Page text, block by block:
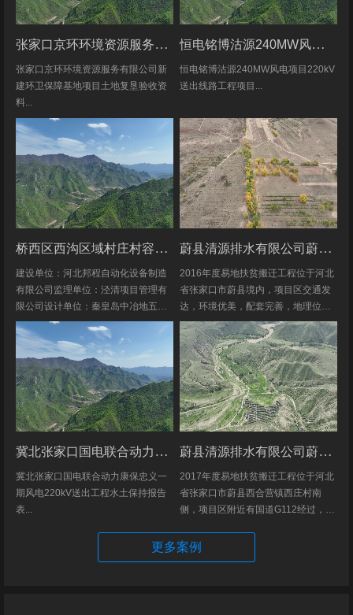
张家口京环环境资源服务有限公司新建环卫保障基地项目土地复垦验收资料
张家口京环环境资源服务有限公司新
建环卫保障基地项目土地复垦验收资
料...
恒电铭博沽源240MW风电项目220kV送出线路工程项目土地复垦验收资料
恒电铭博沽源240MW风电项目220kV
送出线路工程项目...
桥西区西沟区域村庄村容村貌改造提升及基础设施建设项目堆料场土地复垦验收资料
建设单位：河北邦程自动化设备制造
有限公司监理单位：泾清项目管理有
限公司设计单位：秦皇岛中冶地五一
五勘测有限公司施工单位：河北康安
劳务派遣有限公司桥西区西沟区域村
庄村容村貌改造提升及基础设施建设
项目堆料...
蔚县清源排水有限公司蔚县2016年度易地扶贫搬迁工程水土保持方案
2016年度易地扶贫搬迁工程位于河北
省张家口市蔚县境内，项目区交通发
达，环境优美，配套完善，地理位置
优越。项目地理位置图见附图1-1。项
目共建12个易地搬迁安置区，分别位
于白草村乡西户庄村、柏树乡柏树...
冀北张家口国电联合动力康保忠义一期风电220kV送出工程水土保持报告表
冀北张家口国电联合动力康保忠义一
期风电220kV送出工程水土保持报告
表...
蔚县清源排水有限公司蔚县2017年度易地扶贫搬迁工程（一期）水土保持方案
2017年度易地扶贫搬迁工程位于河北
省张家口市蔚县西合营镇西庄村南
侧，项目区附近有国道G112经过，交
位置优越。项目地理位置图见附图1。
项目总占地面积14.82hm2,...
更多案例